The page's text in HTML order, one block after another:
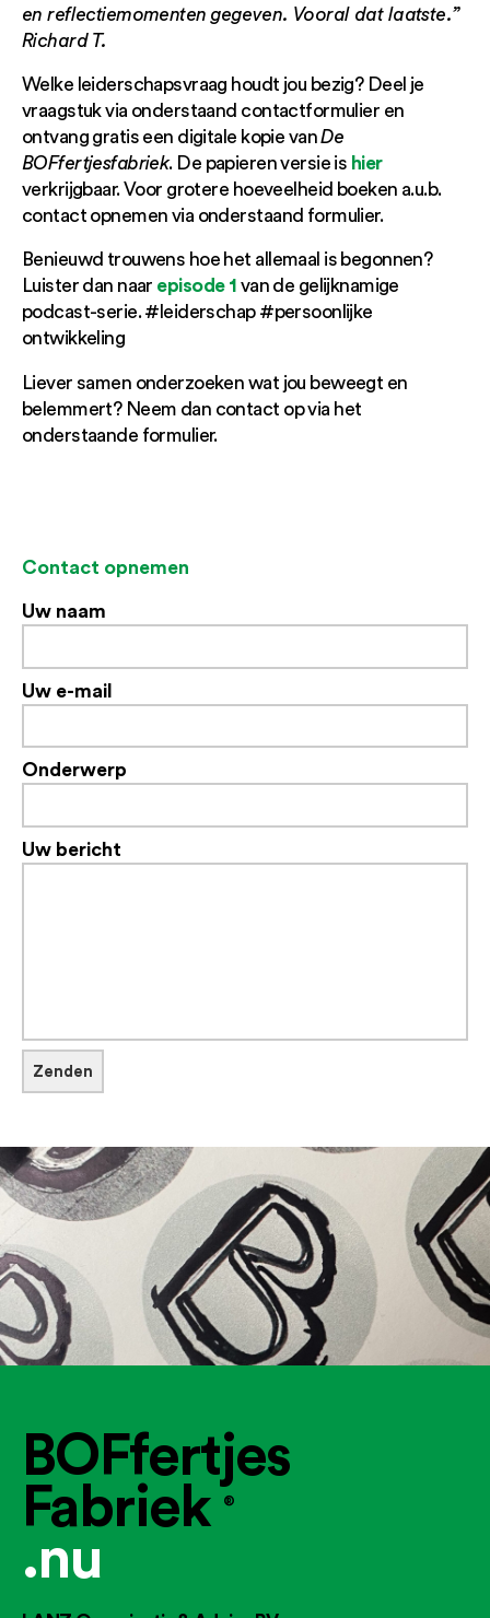
en reflectiemomenten gegeven. Vooral dat laatste.”
Richard T.
Welke leiderschapsvraag houdt jou bezig? Deel je
vraagstuk via onderstaand contactformulier en
ontvang gratis een digitale kopie vanDe
BOFfertjesfabriek. De papieren versie is hier
verkrijgbaar. Voor grotere hoeveelheid boeken a.u.b.
contact opnemen via onderstaand formulier.
Benieuwd trouwens hoe het allemaal is begonnen?
Luister dan naar episode 1van de gelijknamige
podcast-serie. #leiderschap #persoonlijke
ontwikkeling
Liever samen onderzoeken wat jou beweegt en
belemmert? Neem dan contact op via het
onderstaande formulier.
Contact opnemen
Uw naam
Uw e-mail
Onderwerp
Uw bericht
BOFfertjes
Fabriek®
.nu